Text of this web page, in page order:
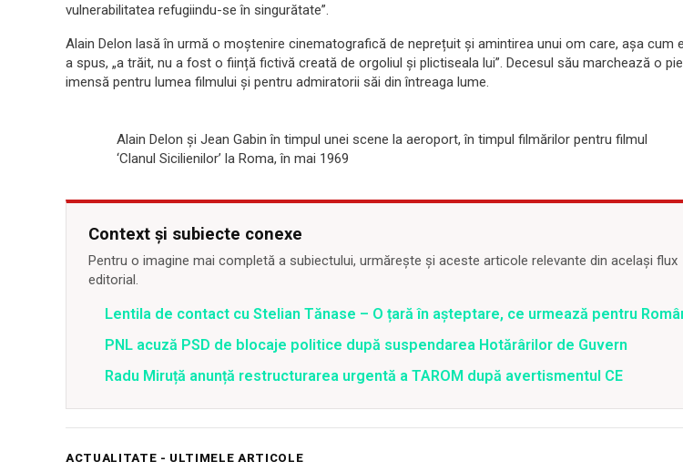
vulnerabilitatea refugiindu-se în singurătate”.
Alain Delon lasă în urmă o moștenire cinematografică de neprețuit și amintirea unui om care, așa cum
a spus, „a trăit, nu a fost o ființă fictivă creată de orgoliul și plictiseala lui”. Decesul său marchează o
imensă pentru lumea filmului și pentru admiratorii săi din întreaga lume.
Alain Delon și Jean Gabin în timpul unei scene la aeroport, în timpul filmărilor pentru filmul
‘Clanul Sicilienilor’ la Roma, în mai 1969
Context și subiecte conexe
Pentru o imagine mai completă a subiectului, urmărește și aceste articole relevante din același flux
editorial.
Lentila de contact cu Stelian Tănase – O țară în așteptare, ce urmează pentru
PNL acuză PSD de blocaje politice după suspendarea Hotărârilor de Guvern
Radu Miruță anunță restructurarea urgentă a TAROM după avertismentul CE
ACTUALITATE - ULTIMELE ARTICOLE